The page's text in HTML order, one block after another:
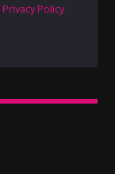
Privacy Policy